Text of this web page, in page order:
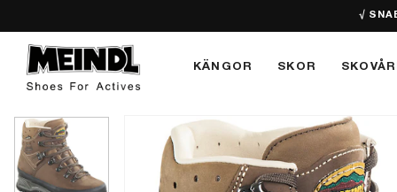
√
KÄNGOR SKOR